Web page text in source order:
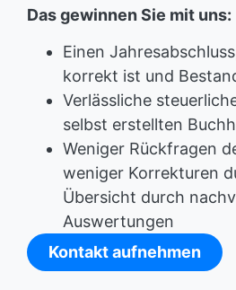
Das gewinnen Sie mit uns:
Einen
korrekt ist und
Verlässliche
selbst erstellten
Weniger Rückfragen
weniger Korrekturen
Übersicht durch
Auswertungen
Kontakt aufnehmen